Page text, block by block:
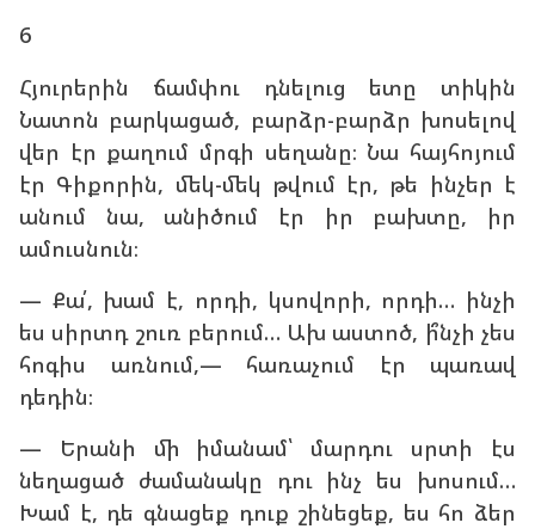
6
Հյուրերին ճամփու դնելուց ետը տիկին
Նատոն բարկացած, բարձր-բարձր խոսելով
վեր էր քաղում մրգի սեղանը։ Նա հայհոյում
էր Գիքորին, մեկ-մեկ թվում էր, թե ինչեր է
անում նա, անիծում էր իր բախտը, իր
ամուսնուն։
— Քա՛, խամ է, որդի, կսովորի, որդի… ինչի
ես սիրտդ շուռ բերում… Ախ աստոծ, ի՞նչի չես
հոգիս առնում,— հառաչում էր պառավ
դեդին։
— Երանի մի իմանամ՝ մարդու սրտի էս
նեղացած ժամանակը դու ինչ ես խոսում…
Խամ է, դե գնացեք դուք շինեցեք, ես հո ձեր